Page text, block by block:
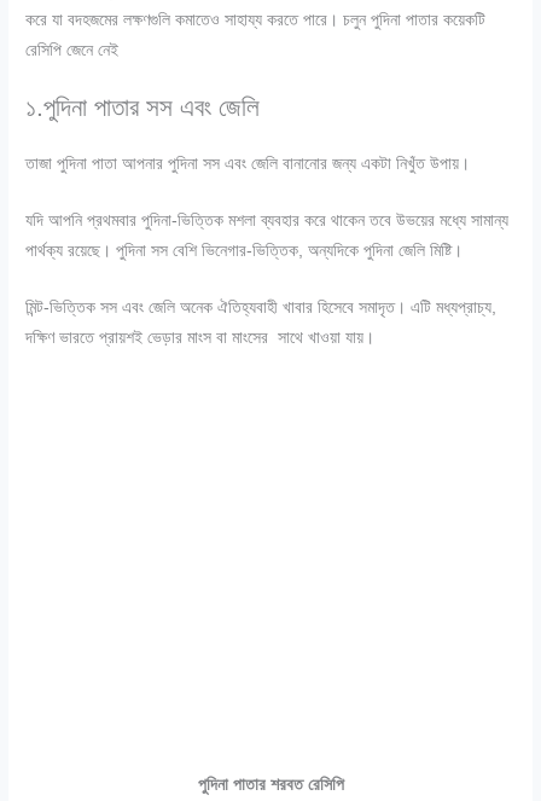
করে যা বদহজমের লক্ষণগুলি কমাতেও সাহায্য করতে পারে। চলুন পুদিনা পাতার কয়েকটি
রেসিপি জেনে নেই
১.পুদিনা পাতার সস এবং জেলি
তাজা পুদিনা পাতা আপনার পুদিনা সস এবং জেলি বানানোর জন্য একটা নিখুঁত উপায়।
যদি আপনি প্রথমবার পুদিনা-ভিত্তিক মশলা ব্যবহার করে থাকেন তবে উভয়ের মধ্যে সামান্য
পার্থক্য রয়েছে। পুদিনা সস বেশি ভিনেগার-ভিত্তিক, অন্যদিকে পুদিনা জেলি মিষ্টি।
মিন্ট-ভিত্তিক সস এবং জেলি অনেক ঐতিহ্যবাহী খাবার হিসেবে সমাদৃত। এটি মধ্যপ্রাচ্য,
দক্ষিণ ভারতে প্রায়শই ভেড়ার মাংস বা মাংসের সাথে খাওয়া যায়।
পুদিনা পাতার শরবত রেসিপি